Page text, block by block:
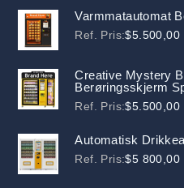
Varmmatautomat
Ref. Pris:$5.500,00
Creative Mystery
Berøringsskjerm
Ref. Pris:$5.500,00
Automatisk
Ref. Pris:$5 800,00